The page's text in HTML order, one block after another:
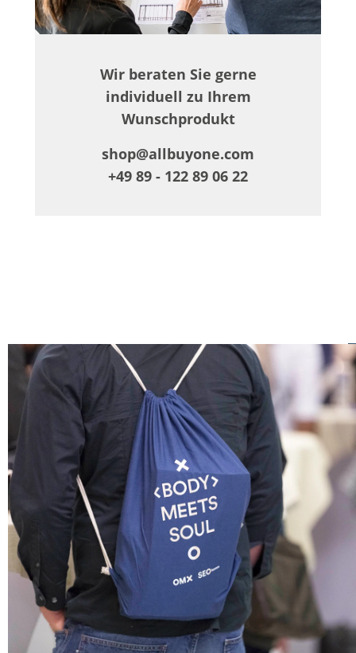
Wir beraten Sie gerne
individuell zu Ihrem
Wunschprodukt
shop@allbuyone.com
+49 89 - 122 89 06 22